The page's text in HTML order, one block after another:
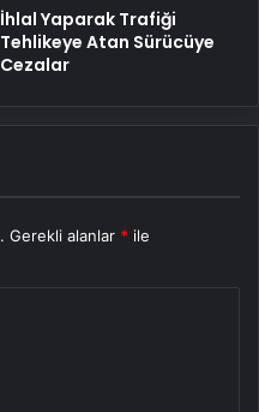
İhlal Yaparak Trafiği
Tehlikeye Atan Sürücüye
Cezalar
Gerekli alanlar * ile